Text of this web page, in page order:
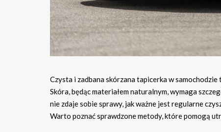
Czysta i zadbana skórzana tapicerka w
Skóra, będąc materiałem naturalnym, wymaga
nie zdaje sobie sprawy, jak ważne jest regularne
Warto poznać sprawdzone metody, które pomogą